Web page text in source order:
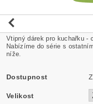
Vtipný dárek pro kuchařku -
Nabízíme do série s
níže.
Dostupnost
Velikost